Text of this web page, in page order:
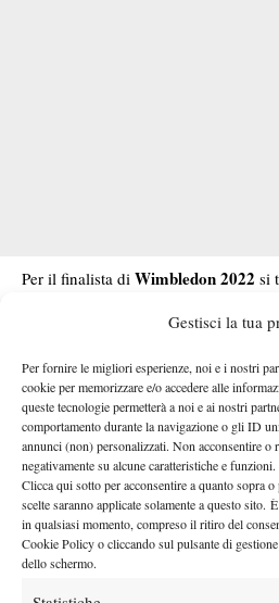
Gestisci la tua
Per fornire le migliori esperienze, noi e i nostri
cookie per memorizzare e/o accedere alle
queste tecnologie permetterà a noi e ai nostri
comportamento durante la navigazione o gli ID
annunci (non) personalizzati. Non acconsentire
negativamente su alcune caratteristiche e funzioni.
Clicca qui sotto per acconsentire a quanto sopra
scelte saranno applicate solamente a questo sito.
in qualsiasi momento, compreso il ritiro del
Cookie Policy o cliccando sul pulsante di
dello schermo.
Per il finalista di Wimbledon 2022 si
polso e al ginocchio, che lo hanno
lontano dai campi nelle ultime tre
numero 13 del mondo si era arreso
primo turno diBrisbane, prima di
Australian Open. Per Kyrgios è la
ufficiale dal successo contro
turno delMatsers 1000 di Miami
Ad attenderlo al secondo turno ci
Shimabukuro, che al debutto ha